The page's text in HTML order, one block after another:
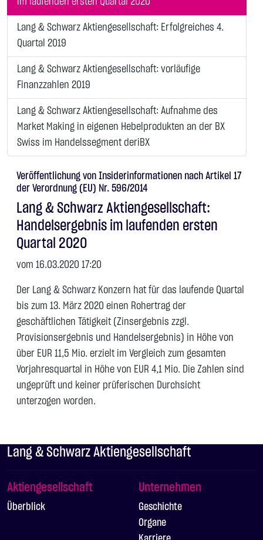
Lang & Schwarz Aktiengesellschaft: Erfolgreiches 4.
Quartal 2019
Lang & Schwarz Aktiengesellschaft: vorläufige
Finanzzahlen 2019
Lang & Schwarz Aktiengesellschaft: Aufnahme des
Market Making in eigenen Hebelprodukten an der BX
Swiss im Handelssegment deriBX
Veröffentlichung von Insiderinformationen nach Artikel 17
der Verordnung (EU) Nr. 596/2014
Lang & Schwarz Aktiengesellschaft:
Handelsergebnis im laufenden ersten
Quartal 2020
vom 16.03.2020 17:20
Der Lang & Schwarz Konzern hat für das laufende Quartal
bis zum 13. März 2020 einen Rohertrag der
geschäftlichen Tätigkeit (Zinsergebnis zzgl.
Provisionsergebnis und Handelsergebnis) in Höhe von
über EUR 11,5 Mio. erzielt im Vergleich zum gesamten
Vorjahresquartal in Höhe von EUR 4,1 Mio. Die Zahlen sind
ungeprüft und keiner prüferischen Durchsicht
unterzogen worden.
Lang & Schwarz Aktiengesellschaft
Aktiengesellschaft
Überblick
Unternehmen
Geschichte
Organe